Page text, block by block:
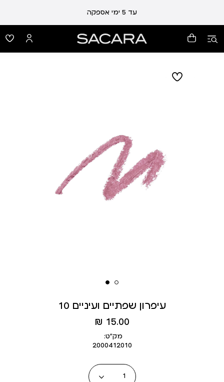
עד 5 ימי אספקה
עיפרון שפתיים ועיניים 10
מחיר
מוצר
15.00 ₪
מק״ט:
2000412010
כמות